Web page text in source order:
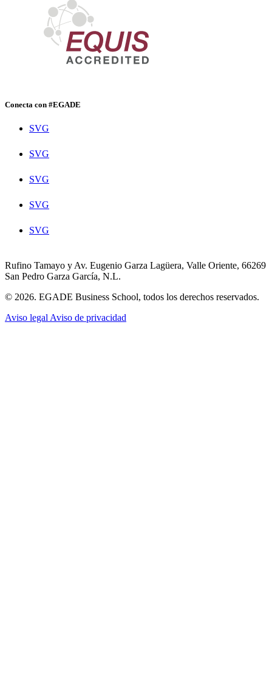
Conecta con #EGADE
SVG
SVG
SVG
SVG
SVG
Rufino Tamayo y Av. Eugenio Garza Lagüera, Valle Oriente, 66269
San Pedro Garza García, N.L.
© 2026. EGADE Business School, todos los derechos reservados.
Aviso legal Aviso de privacidad